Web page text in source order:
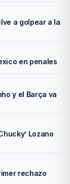
a golpear a la
en penales
y el Barça va
Lozano
rechazo